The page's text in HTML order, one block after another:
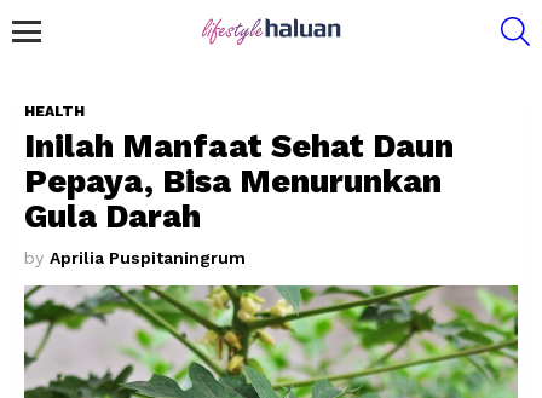
HEALTH
Inilah Manfaat Sehat Daun
Pepaya, Bisa Menurunkan
Gula Darah
by Aprilia Puspitaningrum